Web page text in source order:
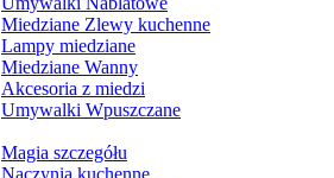
Miedziane Zlewy kuchenne
Lampy miedziane
Miedziane Wanny
Akcesoria z miedzi
Umywalki Wpuszczane
Magia szczegółu
Naczynia kuchenne